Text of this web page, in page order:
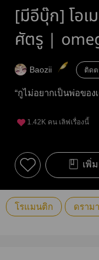
[มีอีบุ๊ก] โอเ
ศัตรู |
Baozii ติด
“กูไม่อยากเป็นพ่อของ
1.42K คน เลิฟเรื่องนี้
เพิ่
โรแมนติก ดรามา